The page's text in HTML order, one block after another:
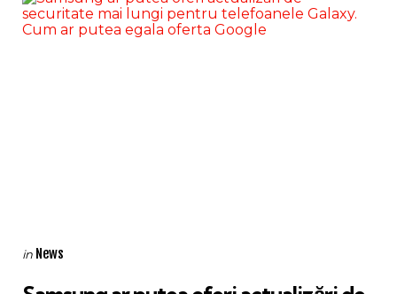
Categories
Posted
in News